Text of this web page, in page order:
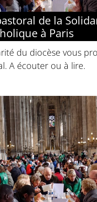
de la
à Paris
du diocèse vous
A écouter ou à lire.